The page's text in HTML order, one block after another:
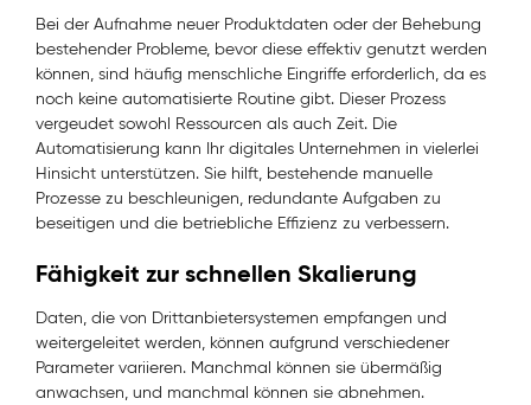
Bei der Aufnahme neuer Produktdaten oder der Behebung
bestehender Probleme, bevor diese effektiv genutzt werden
können, sind häufig menschliche Eingriffe erforderlich, da es
noch keine automatisierte Routine gibt. Dieser Prozess
vergeudet sowohl Ressourcen als auch Zeit. Die
Automatisierung kann Ihr digitales Unternehmen in vielerlei
Hinsicht unterstützen. Sie hilft, bestehende manuelle
Prozesse zu beschleunigen, redundante Aufgaben zu
beseitigen und die betriebliche Effizienz zu verbessern.
Fähigkeit zur schnellen Skalierung
Daten, die von Drittanbietersystemen empfangen und
weitergeleitet werden, können aufgrund verschiedener
Parameter variieren. Manchmal können sie übermäßig
anwachsen, und manchmal können sie abnehmen.